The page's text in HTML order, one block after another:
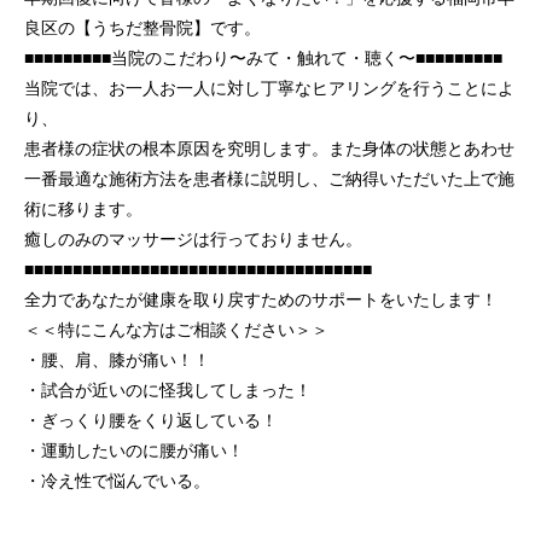
良区の【うちだ整骨院】です。
■■■■■■■■■当院のこだわり〜みて・触れて・聴く〜■■■■■■■■■
当院では、お一人お一人に対し丁寧なヒアリングを行うことによ
り、
患者様の症状の根本原因を究明します。また身体の状態とあわせ
一番最適な施術方法を患者様に説明し、ご納得いただいた上で施
術に移ります。
癒しのみのマッサージは行っておりません。
■■■■■■■■■■■■■■■■■■■■■■■■■■■■■■■■■■■■
全力であなたが健康を取り戻すためのサポートをいたします！
＜＜特にこんな方はご相談ください＞＞
・腰、肩、膝が痛い！！
・試合が近いのに怪我してしまった！
・ぎっくり腰をくり返している！
・運動したいのに腰が痛い！
・冷え性で悩んでいる。